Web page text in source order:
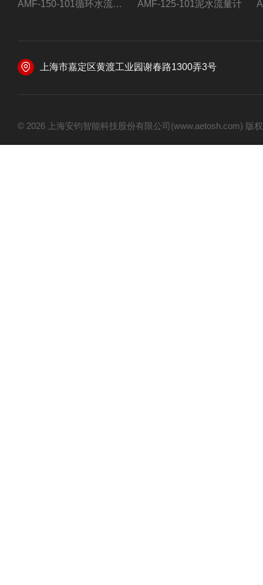
AMF-150-101循环水流量计,电磁流量计 AMF-125-101泥水流量计
上海市嘉定区黄渡工业园谢春路1300弄3号
© 2026 上海安钧智能科技股份有限公司(www.aetosh.com)